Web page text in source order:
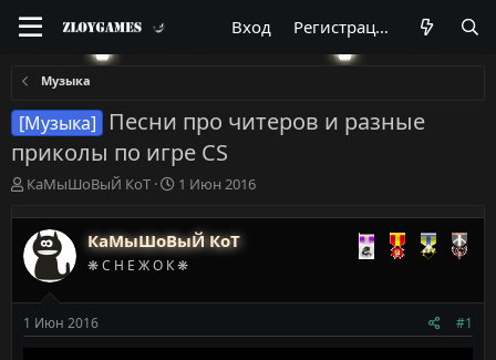
Вход Регистрация
Музыка
[Музыка]
Песни про читеров и разные
приколы по игре CS
А
т
о
р
т
е
м
ы
КаМыШоВыЙ КоТ
Д
т
а
н
ч
л
1 Июн 2016
КаМыШоВыЙ КоТ
❋ С Н Е Ж О К ❋
1 Июн 2016 #1